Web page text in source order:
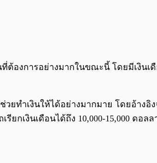
ต้องการอย่างมากในขณะนี้ โดยมีเงิน
ทำเงินให้ได้อย่างมากมาย โดยอ้างอิ
ยกเงินเดือนได้ถึง 10,000-15,000 ดอล